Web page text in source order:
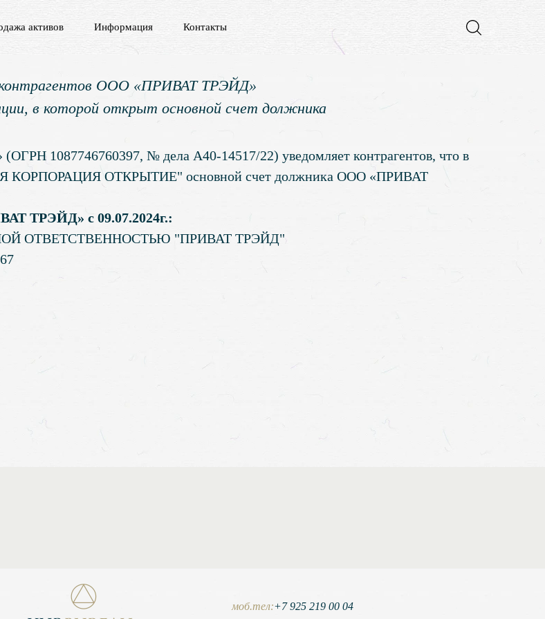
активов Информация Контакты
1087746760397, № дела А40-14517/22) уведомляет контрагентов, что в
КОРПОРАЦИЯ ОТКРЫТИЕ" основной счет должника ООО «ПРИВАТ
ТРЭЙД» с 09.07.2024г.:
ОТВЕТСТВЕННОСТЬЮ "ПРИВАТ ТРЭЙД"
ООО «ПРИВАТ ТРЭЙД»
в которой открыт основной счет должника
моб.тел:+7 925 219 00 04